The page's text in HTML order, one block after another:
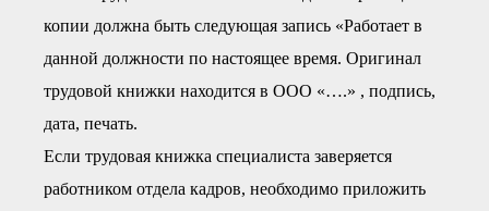
копии должна быть следующая запись «Работает в
данной должности по настоящее время. Оригинал
трудовой книжки находится в ООО «….» , подпись,
дата, печать.
Если трудовая книжка специалиста заверяется
работником отдела кадров, необходимо приложить